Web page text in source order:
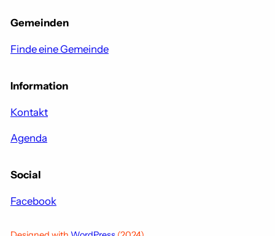
Gemeinden
Finde eine Gemeinde
Information
Kontakt
Agenda
Social
Facebook